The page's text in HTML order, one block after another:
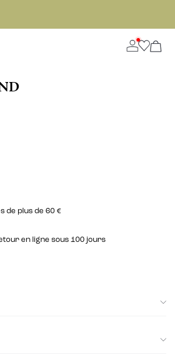
de plus de 60 €
en ligne sous 100 jours